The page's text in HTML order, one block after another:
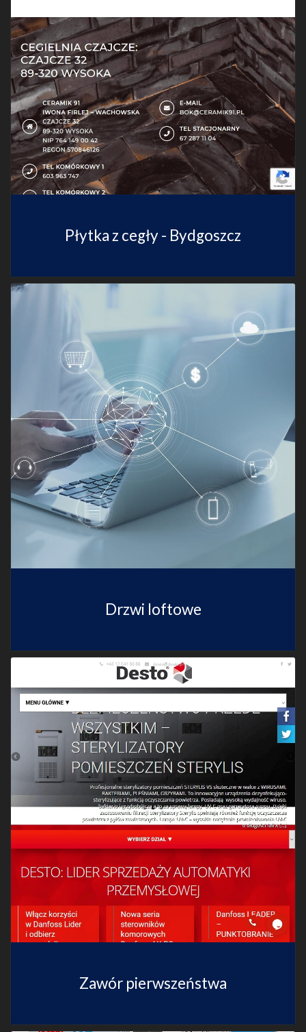
Płytka z cegły - Bydgoszcz
Drzwi loftowe
Zawór pierwszeństwa